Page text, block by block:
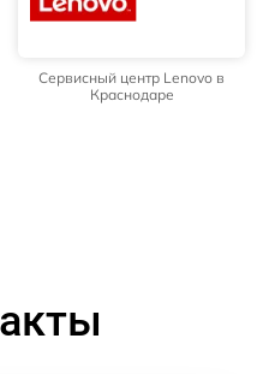
Сервисный центр Lenovo в
Краснодаре